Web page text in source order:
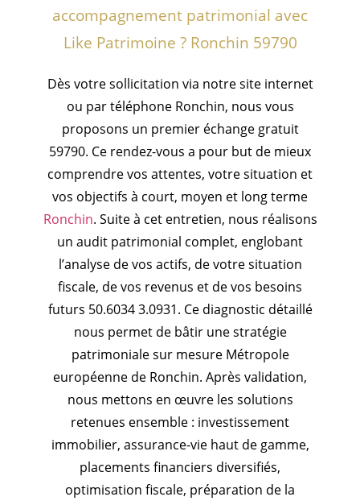
accompagnement patrimonial avec
Like Patrimoine ? Ronchin 59790
Dès votre sollicitation via notre site internet
ou par téléphone Ronchin, nous vous
proposons un premier échange gratuit
59790. Ce rendez-vous a pour but de mieux
comprendre vos attentes, votre situation et
vos objectifs à court, moyen et long terme
Ronchin. Suite à cet entretien, nous réalisons
un audit patrimonial complet, englobant
l’analyse de vos actifs, de votre situation
fiscale, de vos revenus et de vos besoins
futurs 50.6034 3.0931. Ce diagnostic détaillé
nous permet de bâtir une stratégie
patrimoniale sur mesure Métropole
européenne de Ronchin. Après validation,
nous mettons en œuvre les solutions
retenues ensemble : investissement
immobilier, assurance-vie haut de gamme,
placements financiers diversifiés,
optimisation fiscale, préparation de la